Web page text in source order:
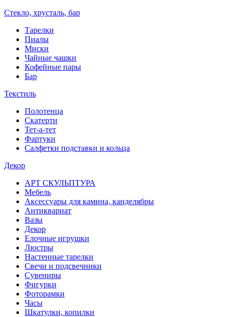
Стекло, хрусталь, бар
Тарелки
Пиалы
Миски
Чайные чашки
Кофейные пары
Бар
Текстиль
Полотенца
Скатерти
Тет-а-тет
Фартуки
Салфетки подставки и кольца
Декор
АРТ СКУЛЬПТУРА
Мебель
Аксессуары для камина, канделябры
Антиквариат
Вазы
Декор
Елочные игрушки
Люстры
Настенные тарелки
Свечи и подсвечники
Сувениры
Фигурки
Фоторамки
Часы
Шкатулки, копилки